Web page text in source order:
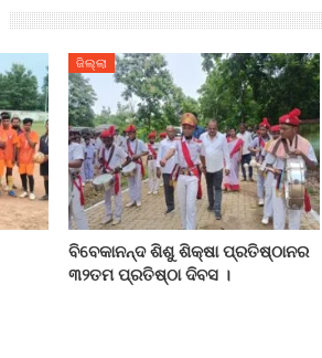
ଜିଲ୍ଲା
ବିବେକାନନ୍ଦ ଶିଶୁ ଶିକ୍ଷା ପ୍ରତିଷ୍ଠାନର
୩୨ତମ ପ୍ରତିଷ୍ଠା ଦିବସ ।